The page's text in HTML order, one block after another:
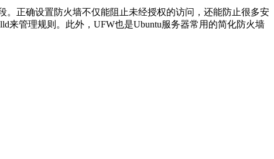
正确设置防火墙不仅能阻止未经授权的访问，还能防止很多安
来管理规则。此外，UFW也是Ubuntu服务器常用的简化防火墙